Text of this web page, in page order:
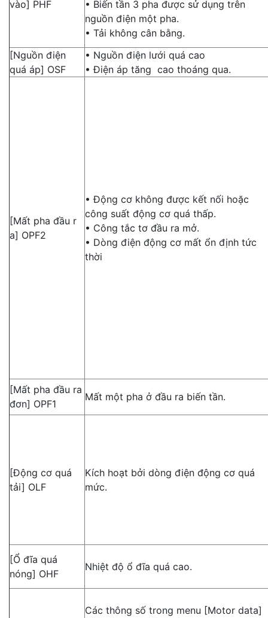
vào] PHF
• Biến tần 3 pha được sử dụng trên
nguồn điện một pha.
• Tải không cân bằng.
[Nguồn điện
quá áp] OSF
• Nguồn điện lưới quá cao
• Điện áp tăng cao thoáng qua.
[Mất pha đầu r
a] OPF2
• Động cơ không được kết nối hoặc
công suất động cơ quá thấp.
• Công tắc tơ đầu ra mở.
• Dòng điện động cơ mất ổn định tức
thời
[Mất pha đầu ra
đơn] OPF1
Mất một pha ở đầu ra biến tần.
[Động cơ quá
tải] OLF
Kích hoạt bởi dòng điện động cơ quá
mức.
[Ổ đĩa quá
nóng] OHF
Nhiệt độ ổ đĩa quá cao.
Các thông số trong menu [Motor data]